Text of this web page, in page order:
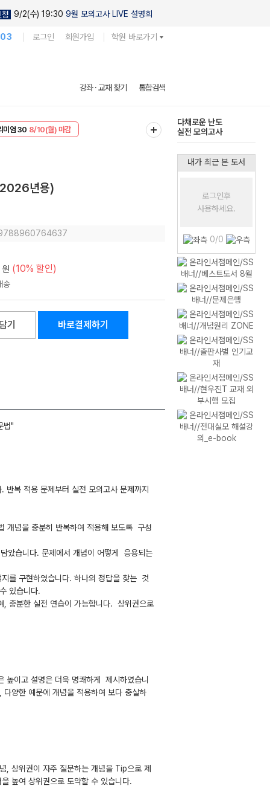
청 9/2(수) 19:30 9월 모의고사 LIVE 설명회
로그인 회원가입 학원 바로가기
강좌 · 교재 찾기 통합검색
8/10(월) 마감
다채로운 난도
실전 모의고사
년용)
9788960764637
원 (10% 할인)
기 바로결제하기
법"
반복 적용 문제부터 실전 모의고사 문제까지
개념을 충분히 반복하여 적용해 보도록 구성
았습니다. 문제에서 개념이 어떻게 응용되는
를 구현하였습니다. 하나의 정답을 찾는 것
있습니다.
충분한 실전 연습이 가능합니다. 상위권으로
높이고 설명은 더욱 명쾌하게 제시하였습니
양한 예문에 개념을 적용하여 보다 충실하
, 상위권이 자주 질문하는 개념을 Tip으로 제
높여 상위권으로 도약할 수 있습니다.
내가 최근 본 도서
로그인후
사용하세요.
0/0